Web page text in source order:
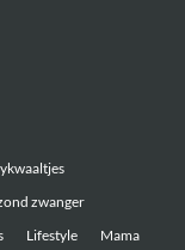
zwanger
Lifestyle Mama